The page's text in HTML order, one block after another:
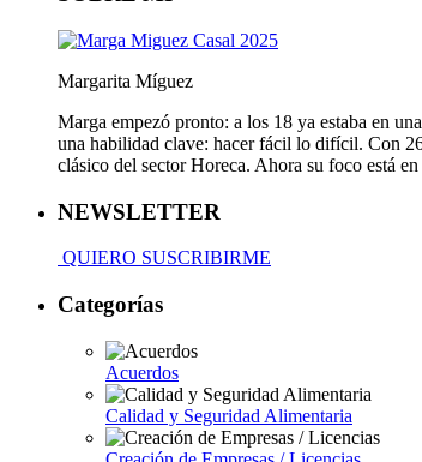
Margarita Míguez
Marga empezó pronto: a los 18 ya estaba en
una habilidad clave: hacer fácil lo difícil. Con
clásico del sector Horeca. Ahora su foco está
NEWSLETTER
QUIERO SUSCRIBIRME
Categorías
Acuerdos
Calidad y Seguridad Alimentaria